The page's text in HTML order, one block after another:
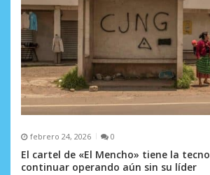
t
r
a
d
a
s febrero 24, 2026 0
El cartel de «El Mencho» tiene la
continuar operando aún sin su líder